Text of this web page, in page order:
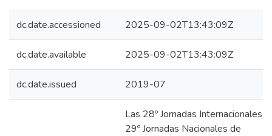
dc.date.accessioned 2025-09-02T13:43:09Z
dc.date.available 2025-09-02T13:43:09Z
dc.date.issued 2019-07
Las 28º Jornadas Internacionales y
29º Jornadas Nacionales de